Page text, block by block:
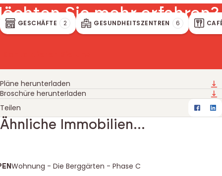
Downloads
Pläne herunterladen
Broschüre herunterladen
Teilen
GESCHÄFTE 2 GESUNDHEITSZENTREN 6
Sie mehr erfahren?
Ähnliche Immobilien...
3.3, Die Berggärten - Phase C
Name der Residenz
Wohnung - Die Berggärten - Phase C